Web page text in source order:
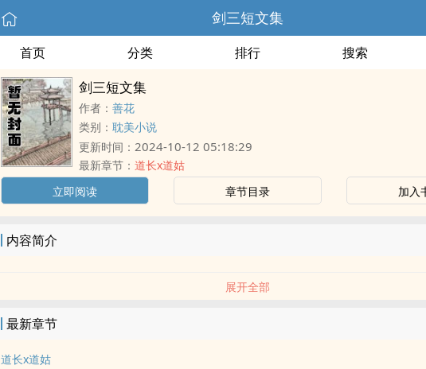
剑三短文集
首页 分类 排行 搜索
剑三短文集
作者： 善花
类别： 耽美小说
更新时间： 2024-10-12 05:18:29
最新章节： 道长x道姑
立即阅读
章节目录 加入
内容简介
展开全部
最新章节
道长x道姑